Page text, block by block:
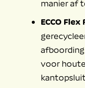
manier af
ECCO Flex
voor